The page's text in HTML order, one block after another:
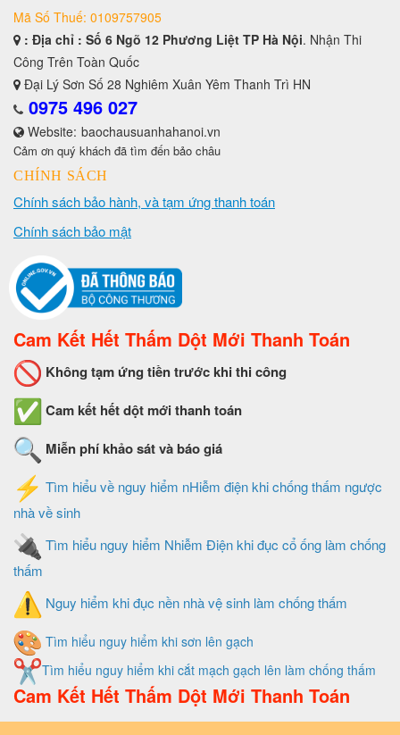
Mã Số Thuế: 0109757905
: Địa chỉ : Số 6 Ngõ 12 Phương Liệt TP Hà Nội. Nhận Thi
Công Trên Toàn Quốc
Đại Lý Sơn Số 28 Nghiêm Xuân Yêm Thanh Trì HN
0975 496 027
Website: baochausuanhahanoi.vn
Cảm ơn quý khách đã tìm đến bảo châu
CHÍNH SÁCH
Chính sách bảo hành, và tạm ứng thanh toán
Chính sách bảo mật
Cam Kết Hết Thấm Dột Mới Thanh Toán
Không tạm ứng tiền trước khi thi công
Cam kết hết dột mới thanh toán
Miễn phí khảo sát và báo giá
Tìm hiểu về nguy hiểm nHiễm điện khi chống thấm ngược
nhà về sinh
Tìm hiểu nguy hiểm Nhiễm Điện khi đục cổ ống làm chống
thấm
Nguy hiểm khi đục nền nhà vệ sinh làm chống thấm
Tìm hiểu nguy hiểm khi sơn lên gạch
Tìm hiểu nguy hiểm khi cắt mạch gạch lên làm chống thấm
Cam Kết Hết Thấm Dột Mới Thanh Toán